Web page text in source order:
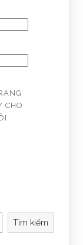
CHO
Tìm kiếm